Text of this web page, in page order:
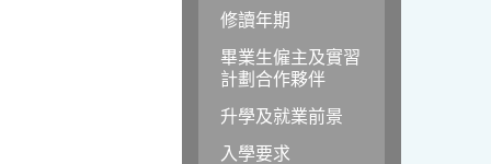
修讀年期
畢業生僱主及實習
計劃合作夥伴
升學及就業前景
入學要求